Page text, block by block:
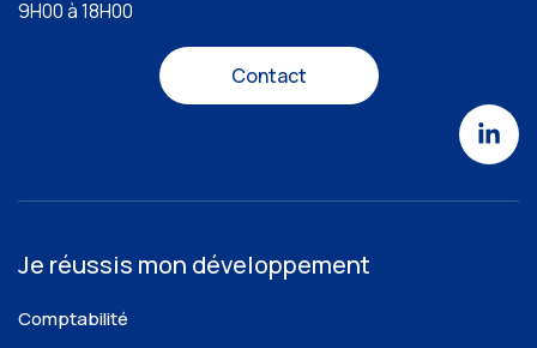
9H00 à 18H00
Contact
Je réussis mon développement
Comptabilité